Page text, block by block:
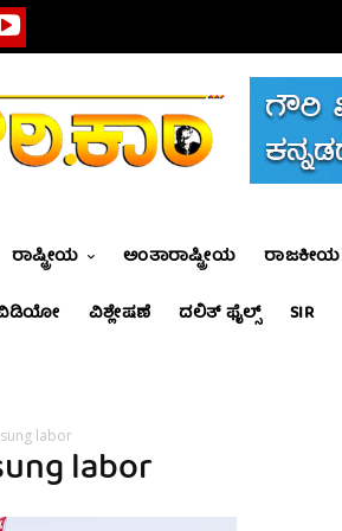
ರಾಷ್ಟ್ರೀಯ ಅಂತಾರಾಷ್ಟ್ರೀಯ ರಾಜಕೀಯ
ವಿಶ್ಲೇಷಣೆ ದಲಿತ್ ಫೈಲ್ಸ್ SIR
labor
labor